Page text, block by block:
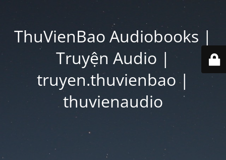
ThuVienBao Audiobooks |
Truyện Audio |
truyen.thuvienbao |
thuvienaudio